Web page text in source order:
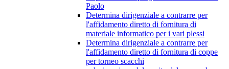
Paolo
Determina dirigenziale a contrarre per
l'affidamento diretto di fornitura di
materiale informatico per i vari plessi
Determina dirigenziale a contrarre per
l'affidamento diretto di fornitura di coppe
per torneo scacchi